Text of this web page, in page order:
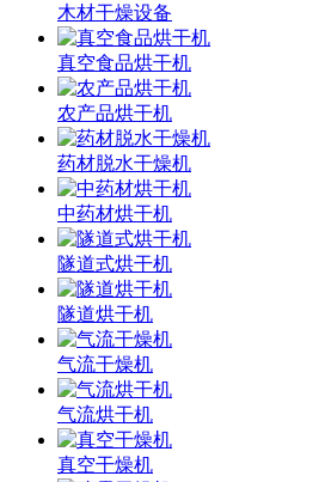
木材干燥设备
真空食品烘干机
农产品烘干机
药材脱水干燥机
中药材烘干机
隧道式烘干机
隧道烘干机
气流干燥机
气流烘干机
真空干燥机